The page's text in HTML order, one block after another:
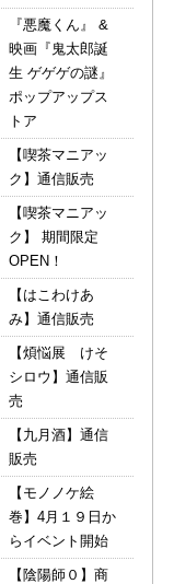
『悪魔くん』 &
映画『鬼太郎誕
生 ゲゲゲの謎』
ポップアップス
トア
【喫茶マニアッ
ク】通信販売
【喫茶マニアッ
ク】 期間限定
OPEN！
【はこわけあ
み】通信販売
【煩悩展 けそ
シロウ】通信販
売
【九月酒】通信
販売
【モノノケ絵
巻】4月１９日か
らイベント開始
【陰陽師０】商